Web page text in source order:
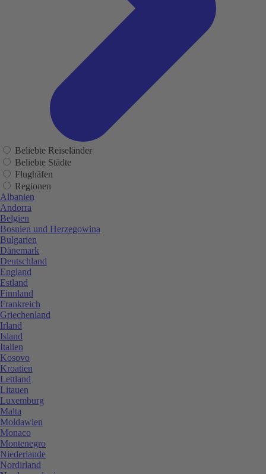
Beliebte Reiseländer
Beliebte Städte
Flughäfen
Regionen
Albanien
Andorra
Belgien
Bosnien und Herzegowina
Bulgarien
Dänemark
Deutschland
England
Estland
Finnland
Frankreich
Griechenland
Irland
Island
Italien
Kosovo
Kroatien
Lettland
Litauen
Luxemburg
Malta
Moldawien
Monaco
Montenegro
Niederlande
Nordirland